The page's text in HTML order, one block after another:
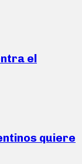
el
quiere